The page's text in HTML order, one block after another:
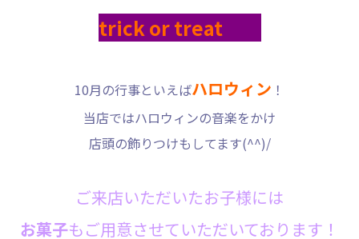
trick or treat
10月の行事といえばハロウィン ！
当店ではハロウィンの音楽をかけ
店頭の飾りつけもしてます(^^)/
ご来店いただいたお子様には
お菓子もご用意させていただいております！